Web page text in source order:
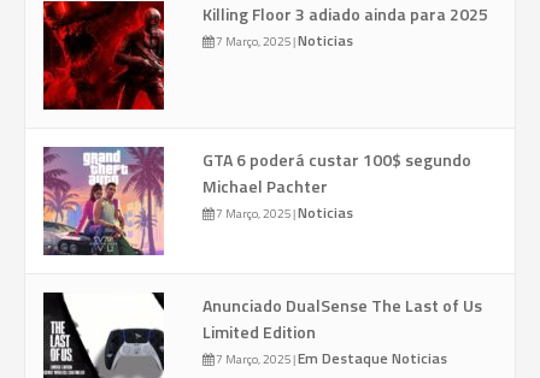
Killing Floor 3 adiado ainda para 2025
7 Março, 2025|Noticias
GTA 6 poderá custar 100$ segundo
Michael Pachter
7 Março, 2025|Noticias
Anunciado DualSense The Last of Us
Limited Edition
7 Março, 2025|Em Destaque Noticias